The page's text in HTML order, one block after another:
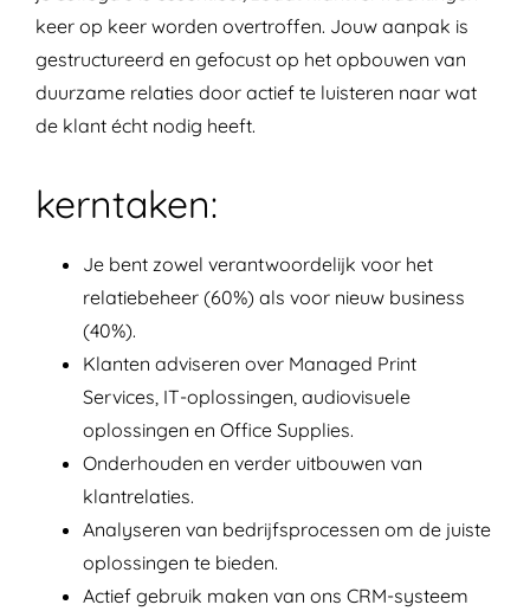
keer op keer worden overtroffen. Jouw aanpak is
gestructureerd en gefocust op het opbouwen van
duurzame relaties door actief te luisteren naar wat
de klant écht nodig heeft.
kerntaken:
Je bent zowel verantwoordelijk voor het
relatiebeheer (60%) als voor nieuw business
(40%).
Klanten adviseren over Managed Print
Services, IT-oplossingen, audiovisuele
oplossingen en Office Supplies.
Onderhouden en verder uitbouwen van
klantrelaties.
Analyseren van bedrijfsprocessen om de juiste
oplossingen te bieden.
Actief gebruik maken van ons CRM-systeem